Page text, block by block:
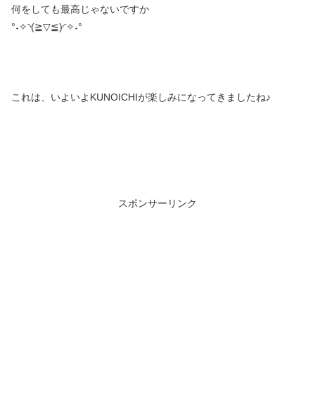
何をしても最高じゃないですか
°˖✧◝(≧▽≦)◜✧˖°
これは、いよいよKUNOICHIが楽しみになってきましたね♪
スポンサーリンク